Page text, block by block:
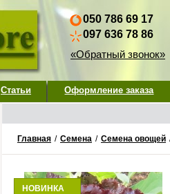
050 786 69 17
097 636 78 86
«Обратный звонок»
Статьи Оформление заказа
Главная / Семена / Семена овощей
НОВИНКА